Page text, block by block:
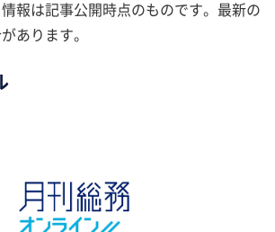
報は記事公開時点のものです。最新の
あります。